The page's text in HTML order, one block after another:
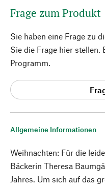
Allgemeine Informationen
Weihnachten: Für die
Bäckerin Theresa
Jahres. Um sich auf das
Frage zum Produkt
Sie haben eine Frage zu
Sie die Frage hier
Programm.